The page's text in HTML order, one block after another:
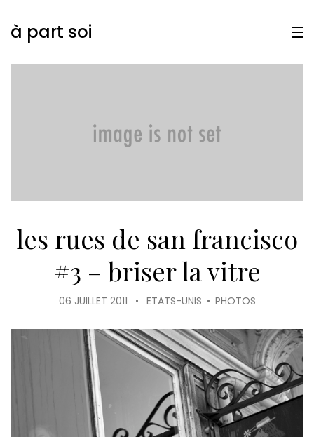
à part soi
les rues de san francisco
#3 – briser la vitre
06 JUILLET 2011 • ETATS-UNIS • PHOTOS